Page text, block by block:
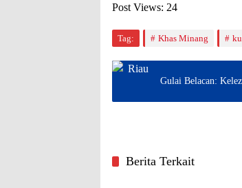
Post Views: 24
Tag: Khas Minang
Gulai Belacan:
Berita Terkait
Kuliner